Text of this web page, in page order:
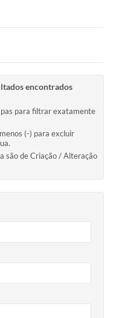
encontrados
para filtrar exatamente
(-) para excluir
são de Criação / Alteração